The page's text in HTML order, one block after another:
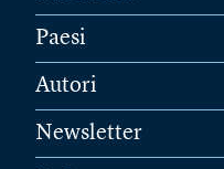
Paesi
Autori
Newsletter